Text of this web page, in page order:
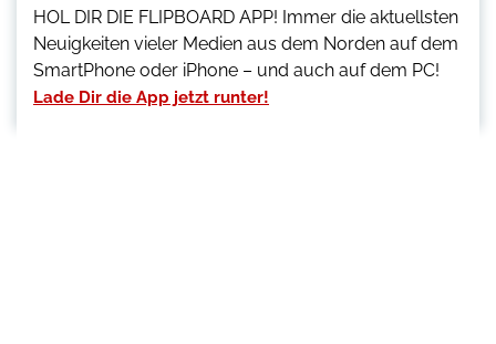
HOL DIR DIE FLIPBOARD APP! Immer die aktuellsten
Neuigkeiten vieler Medien aus dem Norden auf dem
SmartPhone oder iPhone – und auch auf dem PC!
Lade Dir die App jetzt runter!